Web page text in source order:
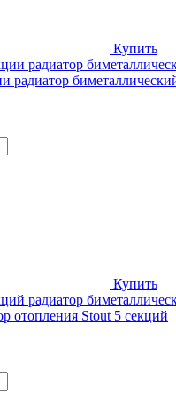
Купить
радиатор
Купить
отопления Stout 5 секций